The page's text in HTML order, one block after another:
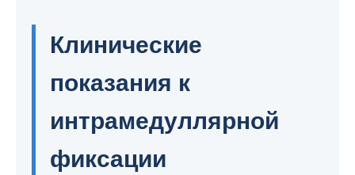
Клинические
показания к
интрамедуллярной
фиксации